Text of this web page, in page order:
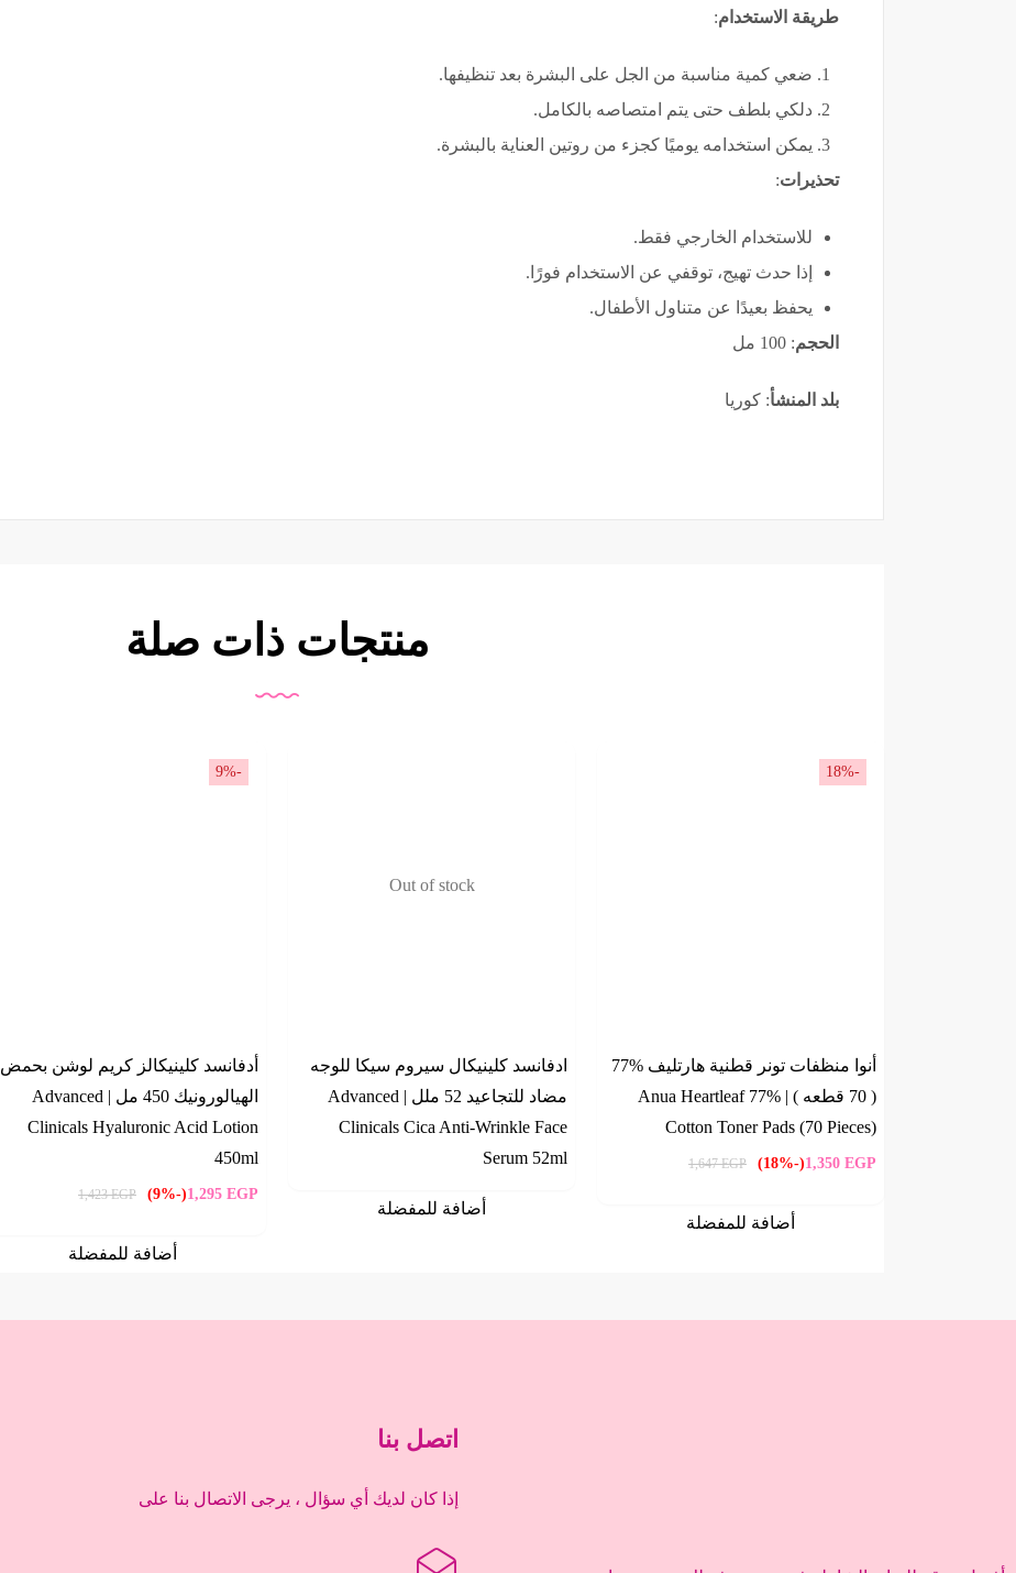
طريقة الاستخدام:
ضعي كمية مناسبة من الجل على البشرة بعد تنظيفها.
دلكي بلطف حتى يتم امتصاصه بالكامل.
يمكن استخدامه يوميًا كجزء من روتين العناية بالبشرة.
تحذيرات:
للاستخدام الخارجي فقط.
إذا حدث تهيج، توقفي عن الاستخدام فورًا.
يحفظ بعيدًا عن متناول الأطفال.
الحجم: 100 مل
بلد المنشأ: كوريا
منتجات ذات صلة
-18%
أنوا منظفات تونر قطنية هارتليف %77
( 70 قطعه ) | Anua Heartleaf 77%
Cotton Toner Pads (70 Pieces)
1,350 EGP
(-18%)
1,647EGP
أضافة للمفضلة
Out of stock
ادفانسد كلينيكال سيروم سيكا للوجه
مضاد للتجاعيد 52 ملل | Advanced
Clinicals Cica Anti-Wrinkle Face
Serum 52ml
أضافة للمفضلة
-9%
أدفانسد كلينيكالز كريم لوشن بحمض
الهيالورونيك 450 مل | Advanced
Clinicals Hyaluronic Acid Lotion
450ml
1,295 EGP
(-9%)
1,423EGP
أضافة للمفضلة
اتصل بنا
إذا كان لديك أي سؤال ، يرجى الاتصال بنا على